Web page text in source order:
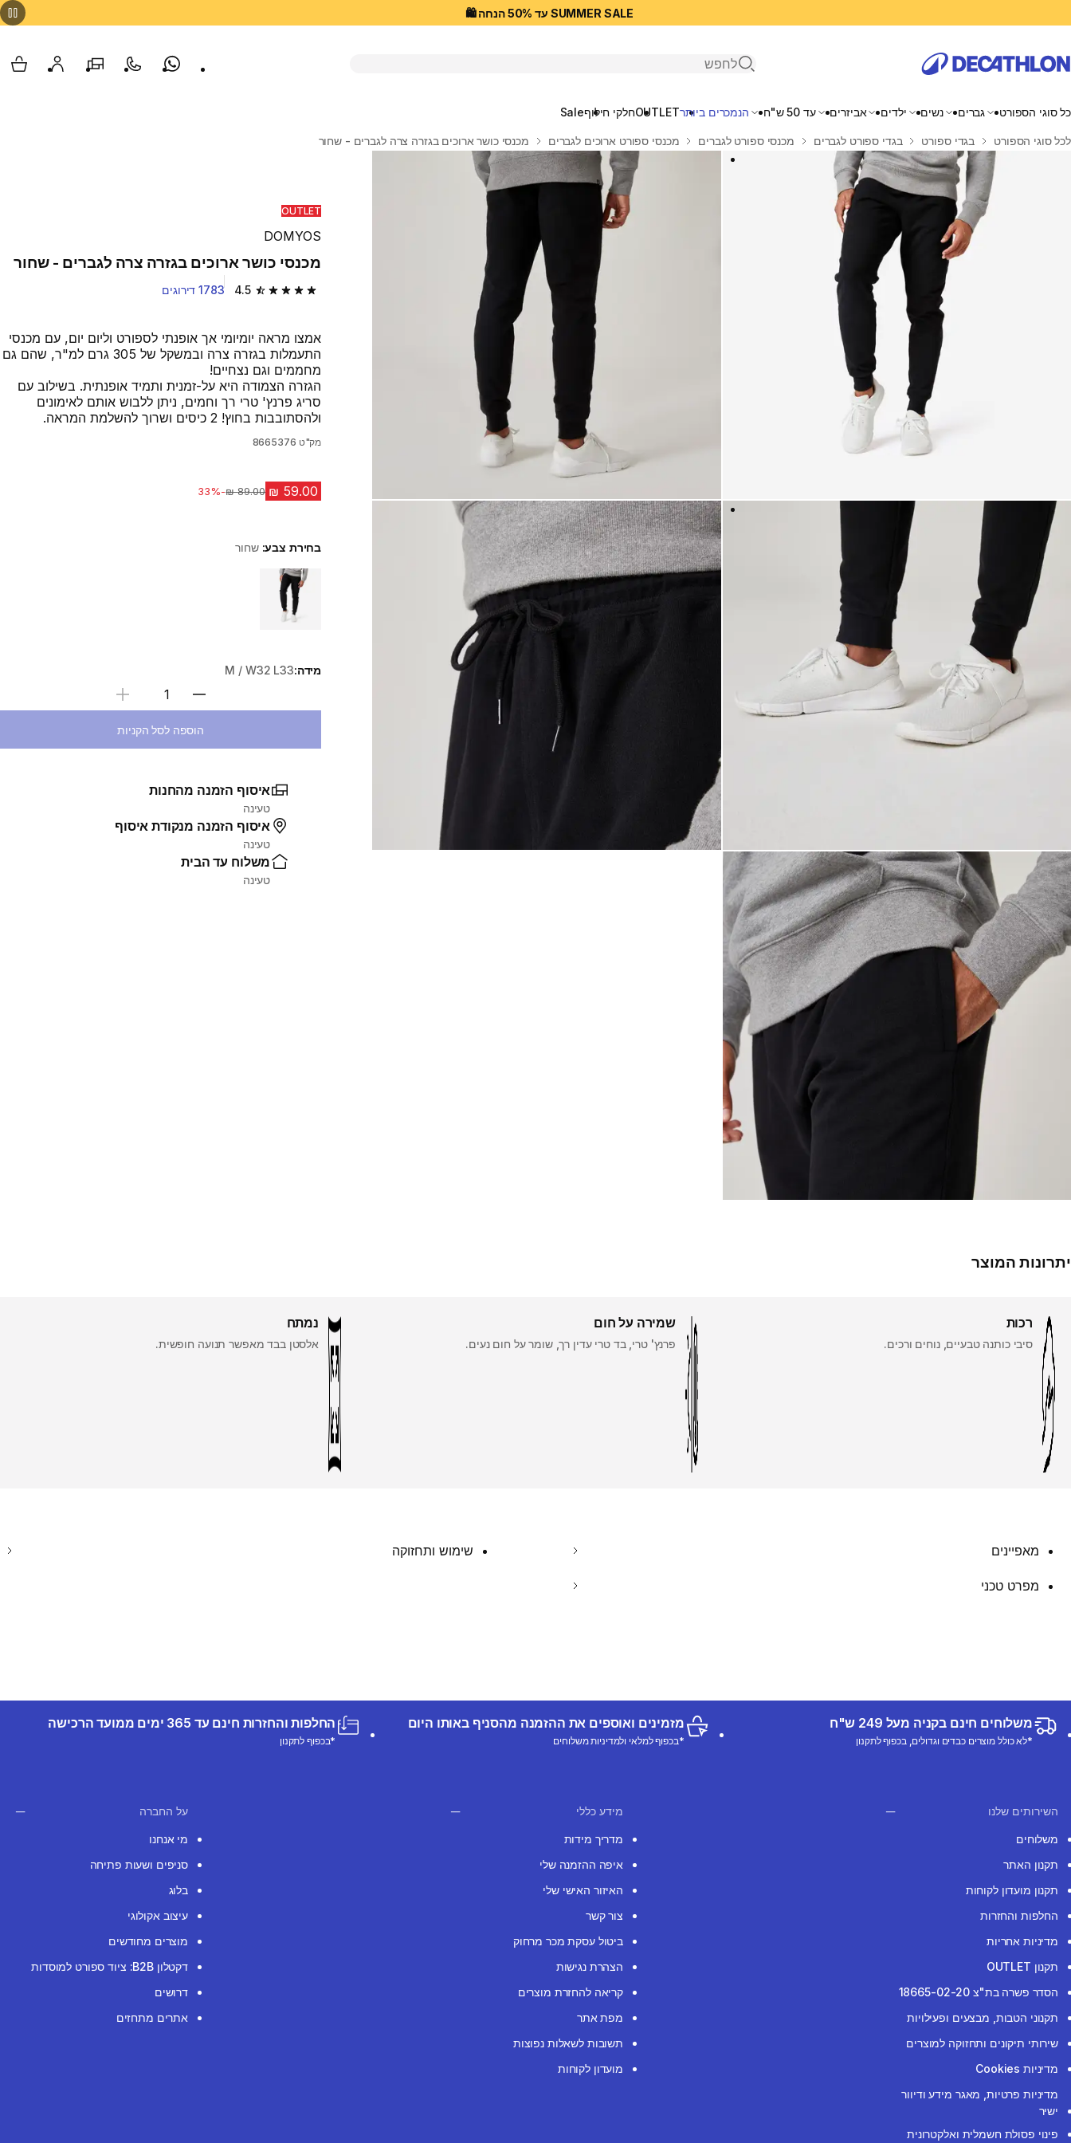
SUMMER SALE עד 50% הנחה 🛍️
פתיחת חיפוש
Whatsappצור קשרהסניפים שלנוהחשבון שלי
כל סוגי הספורט גברים נשים ילדים אביזרים עד 50 ש"ח הנמכרים ביותרOUTLETחלקי חילוףSale
בית
לכל סוגי הספורט בגדי ספורט בגדי ספורט לגברים מכנסי ספורט לגברים מכנסי ספורט ארוכים לגברים מכנסי כושר ארוכים בגזרה צרה לגברים - שחור
OUTLET
DOMYOS
מכנסי כושר ארוכים בגזרה צרה לגברים - שחור
4.5 4.5 out of 5 stars from 1783 reviews 1783 דירוגים
אמצו מראה יומיומי אך אופנתי לספורט וליום יום, עם מכנסי
התעמלות בגזרה צרה ובמשקל של 305 גרם למ"ר, שהם גם
מחממים וגם נצחיים!
הגזרה הצמודה היא על-זמנית ותמיד אופנתית. בשילוב עם
סריג פרנץ' טרי רך וחמים, ניתן ללבוש אותם לאימונים
ולהסתובבות בחוץ! 2 כיסים ושרוך להשלמת המראה.
מק"ט 8665376
מחיר לפני הנחה‏89.00 ₪
-33%
בחירת צבע:שחור
Choose a variant
מידה:M / W32 L33
בחירת כמות
הוספה לסל הקניות
איסוף הזמנה מהחנות
טעינה
איסוף הזמנה מנקודת איסוף
טעינה
משלוח עד הבית
טעינה
יתרונות המוצר
רכות
סיבי כותנה טבעיים, נוחים ורכים.
שמירה על חום
פרנץ' טרי, בד טרי עדין רך, שומר על חום נעים.
נמתח
אלסטן בבד מאפשר תנועה חופשית.
מאפיינים שימוש ותחזוקה
מפרט טכני
משלוחים חינם בקניה מעל 249 ש"ח
*לא כולל מוצרים כבדים וגדולים, בכפוף לתקנון
מזמינים ואוספים את ההזמנה מהסניף באותו היום
*בכפוף למלאי ולמדיניות משלוחים
החלפות והחזרות חינם עד 365 ימים ממועד הרכישה
*בכפוף לתקנון
השירותים שלנו
משלוחים
תקנון האתר
תקנון מועדון לקוחות
החלפות והחזרות
מדיניות אחריות
תקנון OUTLET
הסדר פשרה בת"צ 18665-02-20
תקנוני הטבות, מבצעים ופעילויות
שירותי תיקונים ותחזוקה למוצרים
מדיניות Cookies
מדיניות פרטיות, מאגר מידע ודיוור
ישיר
פינוי פסולת חשמלית ואלקטרונית
מידע כללי
מדריך מידות
איפה ההזמנה שלי
האיזור האישי שלי
צור קשר
ביטול עסקת מכר מרחוק
הצהרת נגישות
קריאה להחזרת מוצרים
מפת אתר
תשובות לשאלות נפוצות
מועדון לקוחות
על החברה
מי אנחנו
סניפים ושעות פתיחה
בלוג
עיצוב אקולוגי
מוצרים מחודשים
דקטלון B2B: ציוד ספורט למוסדות
דרושים
אתרים מתחזים